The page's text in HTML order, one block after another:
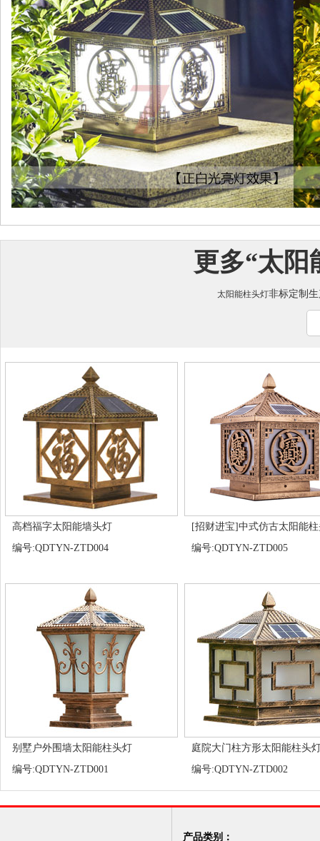
更多“太阳
太阳能柱头灯非标定制生产
高档福字太阳能墙头灯
编号:QDTYN-ZTD004
[招财进宝]中式仿古太阳能
编号:QDTYN-ZTD005
别墅户外围墙太阳能柱头灯
编号:QDTYN-ZTD001
庭院大门柱方形太阳能柱头
编号:QDTYN-ZTD002
产品类别：